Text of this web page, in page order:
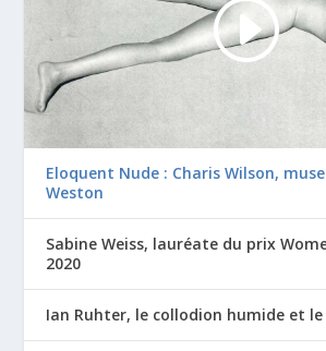
Eloquent Nude : Charis Wilson, muse
Weston
Sabine Weiss, lauréate du prix
2020
Ian Ruhter, le collodion humide et